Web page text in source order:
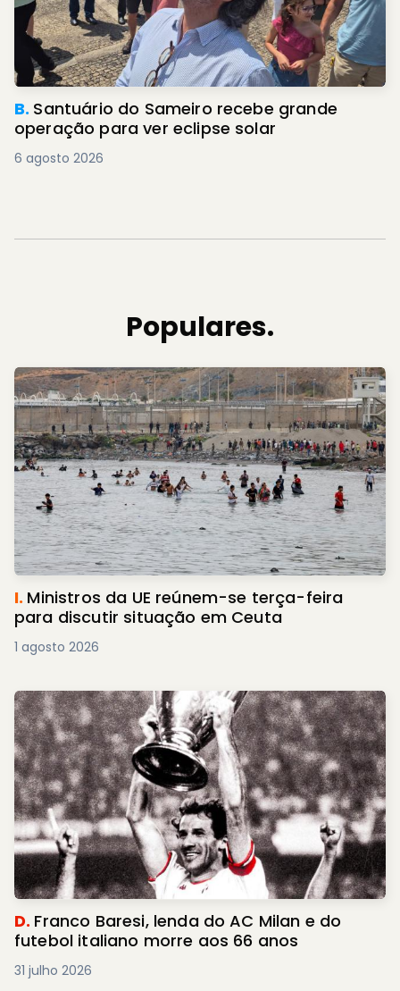
B. Santuário do Sameiro recebe grande
operação para ver eclipse solar
6 agosto 2026
Populares.
I. Ministros da UE reúnem-se terça-feira
para discutir situação em Ceuta
1 agosto 2026
D. Franco Baresi, lenda do AC Milan e do
futebol italiano morre aos 66 anos
31 julho 2026